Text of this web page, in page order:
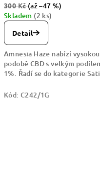
300 Kč(až –47 %)
Skladem (2 ks)
Detail
Amnesia Haze nabízí
podobě CBD s velkým
1%. Řadí se do kategorie
Kód: C242/1G